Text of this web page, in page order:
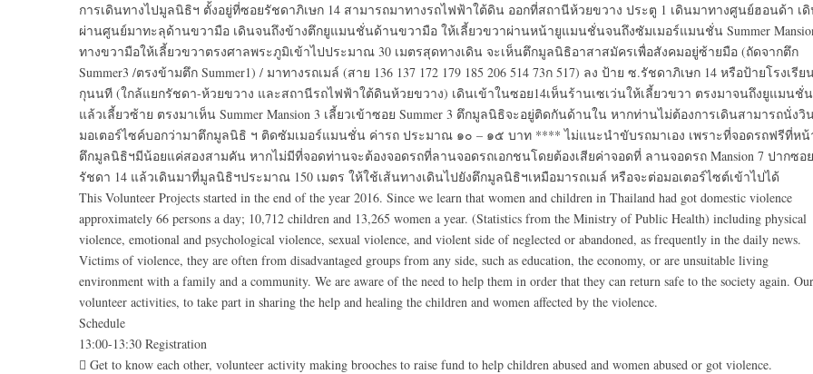
การเดินทางไปมูลนิธิฯ ตั้งอยู่ที่ซอยรัชดาภิเษก 14 สามารถมาทางรถไฟฟ้าใต้ดิน ออกที่สถานีห้วยขวาง ประตู 1 เดินมาทางศูนย์ฮอนด้า เ
ผ่านศูนย์มาทะลุด้านขวามือ เดินจนถึงข้างตึกยูแมนชั่นด้านขวามือ ให้เลี้ยวขวาผ่านหน้ายูแมนชั่นจนถึงซัมเมอร์แมนชั่น Summer
ทางขวามือให้เลี้ยวขวาตรงศาลพระภูมิเข้าไปประมาณ 30 เมตรสุดทางเดิน จะเห็นตึกมูลนิธิอาสาสมัครเพื่อสังคมอยู่ซ้ายมือ (ถัดจากตึก
Summer3 /ตรงข้ามตึก Summer1) / มาทางรถเมล์ (สาย 136 137 172 179 185 206 514 73ก 517) ลง ป้าย ซ.รัชดาภิเษก 14 หรือป้ายโรงเรีย
กุนนที (ใกล้แยกรัชดา-ห้วยขวาง และสถานีรถไฟฟ้าใต้ดินห้วยขวาง) เดินเข้าในซอย14เห็นร้านเซเว่นให้เลี้ยวขวา ตรงมาจนถึงยูแมนชั่น
แล้วเลี้ยวซ้าย ตรงมาเห็น Summer Mansion 3 เลี้ยวเข้าซอย Summer 3 ตึกมูลนิธิจะอยู่ติดกันด้านใน หากท่านไม่ต้องการเดินสามารถนั่งวิ
มอเตอร์ไซค์บอกว่ามาตึกมูลนิธิ ฯ ติดซัมเมอร์แมนชั่น ค่ารถ ประมาณ ๑๐ – ๑๕ บาท **** ไม่แนะนำขับรถมาเอง เพราะที่จอดรถฟรีที่หน้
ตึกมูลนิธิฯมีน้อยแค่สองสามคัน หากไม่มีที่จอดท่านจะต้องจอดรถที่ลานจอดรถเอกชนโดยต้องเสียค่าจอดที่ ลานจอดรถ Mansion 7 ปากซอย
รัชดา 14 แล้วเดินมาที่มูลนิธิฯประมาณ 150 เมตร ให้ใช้เส้นทางเดินไปยังตึกมูลนิธิฯเหมือมารถเมล์ หรือจะต่อมอเตอร์ไซต์เข้าไปได้
This Volunteer Projects started in the end of the year 2016. Since we learn that women and children in Thailand had got domestic violence
approximately 66 persons a day; 10,712 children and 13,265 women a year. (Statistics from the Ministry of Public Health) including physical
violence, emotional and psychological violence, sexual violence, and violent side of neglected or abandoned, as frequently in the daily news.
Victims of violence, they are often from disadvantaged groups from any side, such as education, the economy, or are unsuitable living
environment with a family and a community. We are aware of the need to help them in order that they can return safe to the society again. Our
volunteer activities, to take part in sharing the help and healing the children and women affected by the violence.
Schedule
13:00-13:30 Registration
 Get to know each other, volunteer activity making brooches to raise fund to help children abused and women abused or got violence.